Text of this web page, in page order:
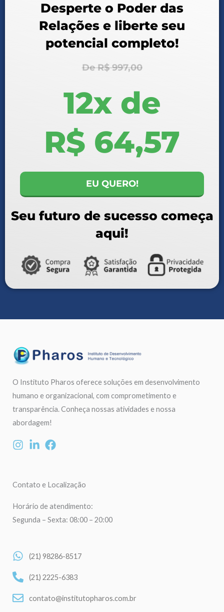
Desperte o Poder das
Relações e liberte seu
potencial completo!
De R$ 997,00
12x de
R$ 64,57
EU QUERO!
Seu futuro de sucesso começa
aqui!
O Instituto Pharos oferece soluções em desenvolvimento
humano e organizacional, com comprometimento e
transparência. Conheça nossas atividades e nossa
abordagem!
Contato e Localização
Horário de atendimento:
Segunda – Sexta: 08:00 – 20:00
(21) 98286-8517
(21) 2225-6383
contato@institutopharos.com.br